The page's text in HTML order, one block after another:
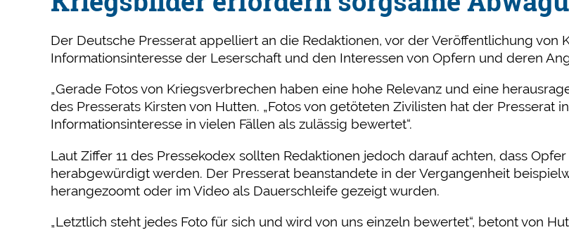
Der Deutsche Presserat appelliert an die Redaktionen, vor der Veröffentlichung von
Informationsinteresse der Leserschaft und den Interessen von Opfern und deren
„Gerade Fotos von Kriegsverbrechen haben eine hohe Relevanz und eine
des Presserats Kirsten von Hutten. „Fotos von getöteten Zivilisten hat der Presserat
Informationsinteresse in vielen Fällen als zulässig bewertet“.
Laut Ziffer 11 des Pressekodex sollten Redaktionen jedoch darauf achten, dass
herabgewürdigt werden. Der Presserat beanstandete in der Vergangenheit
herangezoomt oder im Video als Dauerschleife gezeigt wurden.
„Letztlich steht jedes Foto für sich und wird von uns einzeln bewertet“, betont von